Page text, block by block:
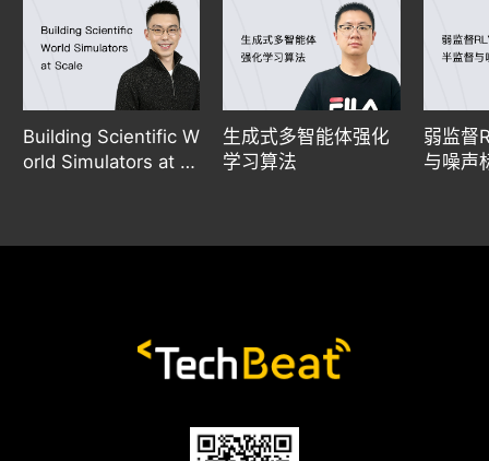
Building Scientific W
orld Simulators at S
生成式多智能体强化
学习算法
弱监督
与噪声